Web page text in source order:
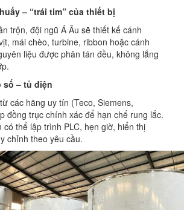
– “trái tim” của thiết bị
trộn, đội ngũ Á Âu sẽ thiết kế cánh
mái chèo, turbine, ribbon hoặc cánh
liệu được phân tán đều, không lắng
số – tủ điện
các hãng uy tín (Teco, Siemens,
đồng trục chính xác để hạn chế rung lắc.
có thể lập trình PLC, hẹn giờ, hiển thị
chỉnh theo yêu cầu.